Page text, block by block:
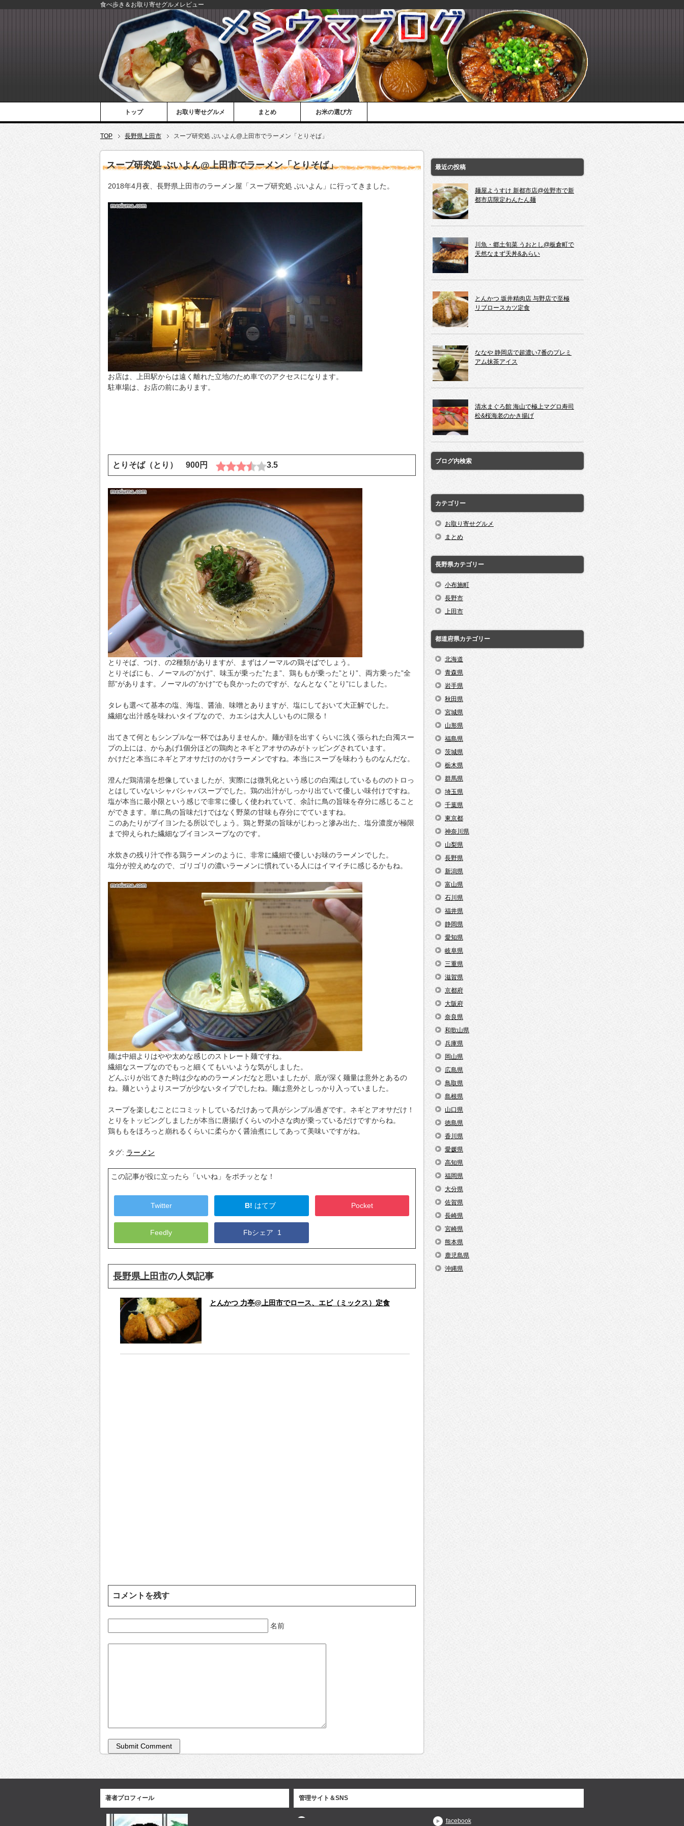
食べ歩き＆お取り寄せグルメレビュー
トップ お取り寄せグルメ まとめ お米の選び方
TOP 長野県上田市 スープ研究処 ぶいよん@上田市でラーメン「とりそば」
スープ研究処 ぶいよん@上田市でラーメン「とりそば」
2018年4月夜、長野県上田市のラーメン屋「スープ研究処 ぶいよん」に行ってきました。
お店は、上田駅からは遠く離れた立地のため車でのアクセスになります。
駐車場は、お店の前にあります。
とりそば（とり） 900円 3.5
とりそば、つけ、の2種類がありますが、まずはノーマルの鶏そばでしょう。
とりそばにも、ノーマルの”かけ”、味玉が乗った”たま”、鶏ももが乗った”とり”、両方乗った”全
部”があります。ノーマルの”かけ”でも良かったのですが、なんとなく”とり”にしました。
タレも選べて基本の塩、海塩、醤油、味噌とありますが、塩にしておいて大正解でした。
繊細な出汁感を味わいタイプなので、カエシは大人しいものに限る！
出てきて何ともシンプルな一杯ではありませんか。麺が顔を出すくらいに浅く張られた白濁スー
プの上には、からあげ1個分ほどの鶏肉とネギとアオサのみがトッピングされています。
かけだと本当にネギとアオサだけのかけラーメンですね。本当にスープを味わうものなんだな。
澄んだ鶏清湯を想像していましたが、実際には微乳化という感じの白濁はしているもののトロっ
とはしていないシャバシャバスープでした。鶏の出汁がしっかり出ていて優しい味付けですね。
塩が本当に最小限という感じで非常に優しく使われていて、余計に鳥の旨味を存分に感じること
ができます。単に鳥の旨味だけではなく野菜の甘味も存分にでていますね。
このあたりがブイヨンたる所以でしょう。鶏と野菜の旨味がじわっと滲み出た、塩分濃度が極限
まで抑えられた繊細なブイヨンスープなのです。
水炊きの残り汁で作る鶏ラーメンのように、非常に繊細で優しいお味のラーメンでした。
塩分が控えめなので、ゴリゴリの濃いラーメンに慣れている人にはイマイチに感じるかもね。
麺は中細よりはやや太めな感じのストレート麺ですね。
繊細なスープなのでもっと細くてもいいような気がしました。
どんぶりが出てきた時は少なめのラーメンだなと思いましたが、底が深く麺量は意外とあるの
ね。麺というよりスープが少ないタイプでしたね。麺は意外としっかり入っていました。
スープを楽しむことにコミットしているだけあって具がシンプル過ぎです。ネギとアオサだけ！
とりをトッピングしましたが本当に唐揚げくらいの小さな肉が乗っているだけですからね。
鶏ももをほろっと崩れるくらいに柔らかく醤油煮にしてあって美味いですがね。
タグ: ラーメン
この記事が役に立ったら「いいね」をポチッとな！
Twitter B! はてブ Pocket
Feedly Fbシェア 1
長野県上田市の人気記事
とんかつ 力亭@上田市でロース、エビ（ミックス）定食
コメントを残す
名前
最近の投稿
麺屋ようすけ 新都市店@佐野市で新
都市店限定わんたん麺
川魚・郷土旬菜 うおとし@板倉町で
天然なまず天丼&あらい
とんかつ 坂井精肉店 与野店で至極
リブロースカツ定食
ななや 静岡店で超濃い7番のプレミ
アム抹茶アイス
清水まぐろ館 海山で極上マグロ寿司
松&桜海老のかき揚げ
ブログ内検索
カテゴリー
お取り寄せグルメ
まとめ
長野県カテゴリー
小布施町
長野市
上田市
都道府県カテゴリー
北海道
青森県
岩手県
秋田県
宮城県
山形県
福島県
茨城県
栃木県
群馬県
埼玉県
千葉県
東京都
神奈川県
山梨県
長野県
新潟県
富山県
石川県
福井県
静岡県
愛知県
岐阜県
三重県
滋賀県
京都府
大阪府
奈良県
和歌山県
兵庫県
岡山県
広島県
鳥取県
島根県
山口県
徳島県
香川県
愛媛県
高知県
福岡県
大分県
佐賀県
長崎県
宮崎県
熊本県
鹿児島県
沖縄県
著者プロフィール 管理サイト＆SNS
facebook